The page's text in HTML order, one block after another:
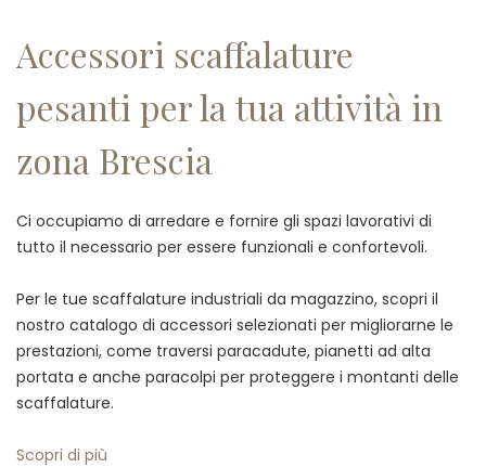
Accessori scaffalature
pesanti per la tua attività in
zona Brescia
Ci occupiamo di arredare e fornire gli spazi lavorativi di
tutto il necessario per essere funzionali e confortevoli.
Per le tue scaffalature industriali da magazzino, scopri il
nostro catalogo di accessori selezionati per migliorarne le
prestazioni, come traversi paracadute, pianetti ad alta
portata e anche paracolpi per proteggere i montanti delle
scaffalature.
Scopri di più